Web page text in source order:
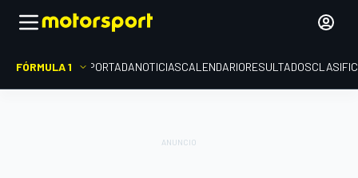
FÓRMULA 1 PORTADANOTICIASCALENDARIORESULTADOS